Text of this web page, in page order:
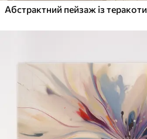
Абстрактний пейзаж із теракоти